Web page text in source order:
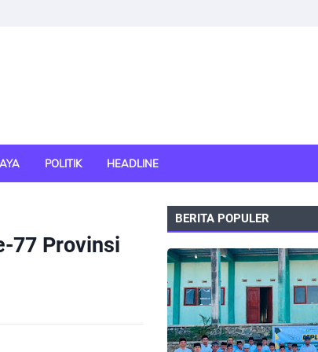
POLITIK HEADLINE
77 Provinsi
BERITA POPULER